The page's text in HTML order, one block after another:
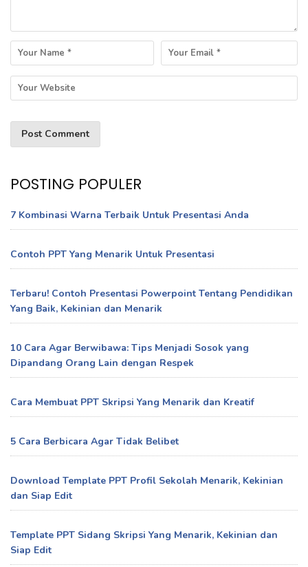
POSTING POPULER
7 Kombinasi Warna Terbaik Untuk Presentasi Anda
Contoh PPT Yang Menarik Untuk Presentasi
Terbaru! Contoh Presentasi Powerpoint Tentang Pendidikan
Yang Baik, Kekinian dan Menarik
10 Cara Agar Berwibawa: Tips Menjadi Sosok yang
Dipandang Orang Lain dengan Respek
Cara Membuat PPT Skripsi Yang Menarik dan Kreatif
5 Cara Berbicara Agar Tidak Belibet
Download Template PPT Profil Sekolah Menarik, Kekinian
dan Siap Edit
Template PPT Sidang Skripsi Yang Menarik, Kekinian dan
Siap Edit